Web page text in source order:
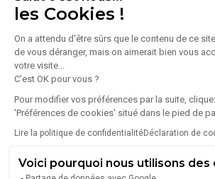
les Cookies !
On a attendu d'être sûrs que le contenu de ce
de vous déranger, mais on aimerait bien vous
votre visite...
C'est OK pour vous ?
Pour modifier vos préférences par la suite,
'Préférences de cookies' situé dans le pied de
Lire la politique de confidentialitéDéclaration de
Voici pourquoi nous utilisons des
Contactez nous pour connaître tous les
opportunité
Margaux THOUERY EI - RSAC 990 779 050
www.loireocean-expansion.fr/local-
louer-acheter-ou-investir/
47m² au RDC d'un immeuble à usage
- un bureau
- un couloir desservant une kitchenette,
douche, WC et lave-mains
- Un garage de 19m² avec accès direct au
câblage informatique et baie de brassage
N'hésitez pas à contacter votre agence Orpi